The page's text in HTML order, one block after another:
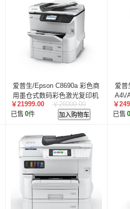
皓丽/Horion 北峰/BFDX
麦克赛尔/maxell
极米/XGIMI
鸿合/HiteVision
高科光电/GKGD 清大视讯
迅英/Bulldex 艾博德/iBoard
立思辰/LANXUM 利盟/Lexmark
LG 中矗/ZHONGCHU
富山/TOMAYA
爱维达/EVADA
新中新/synjones
云蝶/YONDY
建伍/KENWOOD
东方中原 ITC
实达/START
三田 上海易教
立象/ARGOX
美松达/MAXSOUND
中科可控/SuMa NEC
爱普生/Epson C8690a 彩色商
用墨仓式数码彩色激光复印机
￥21999.00
￥26000.00
已售 0件 加入购物车
爱普
A4\/
公彩
￥
已售 0